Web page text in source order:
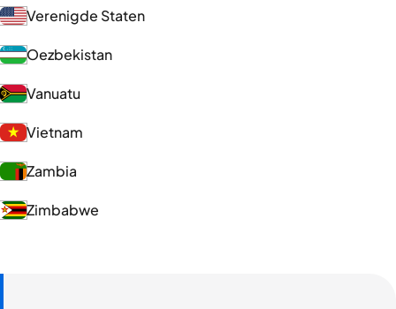
Verenigde Staten
Oezbekistan
Vanuatu
Vietnam
Zambia
Zimbabwe